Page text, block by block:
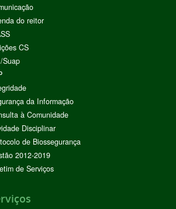
do reitor
CS
Suap
da Informação
à Comunidade
Disciplinar
de Biossegurança
2012-2019
de Serviços